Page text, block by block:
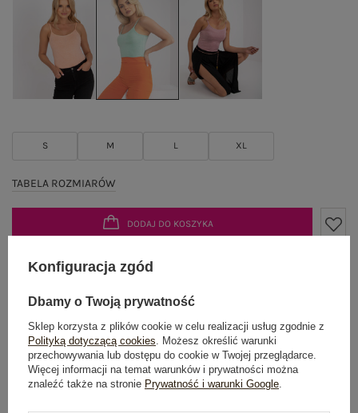
S M L XL
TABELA ROZMIARÓW
DODAJ DO KOSZYKA
Możesz kupić także poprzez:
Dostawaod 7,99 zł
Do darmowej dostawy brakuje 200,00 zł
Konfiguracja zgód
Dbamy o Twoją prywatność
Sklep korzysta z plików cookie w celu realizacji usług zgodnie z
Polityką dotyczącą cookies. Możesz określić warunki
przechowywania lub dostępu do cookie w Twojej przeglądarce.
Więcej informacji na temat warunków i prywatności można
znaleźć także na stronie Prywatność i warunki Google.